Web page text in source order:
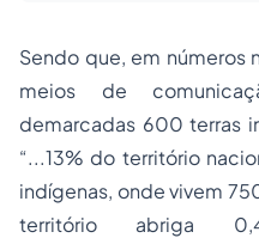
Sendo que, em números
meios de
demarcadas 600 terras
“...13% do território
indígenas, onde vivem
território abriga